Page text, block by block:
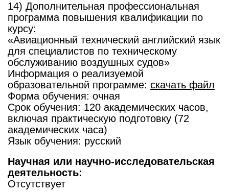
14) Дополнительная профессиональная
программа повышения квалификации по
курсу:
«Авиационный технический английский язык
для специалистов по техническому
обслуживанию воздушных судов»
Информация о реализуемой
образовательной программе: скачать файл
Форма обучения: очная
Срок обучения: 120 академических часов,
включая практическую подготовку (72
академических часа)
Язык обучения: русский
Научная или научно-исследовательская
деятельность:
Отсутствует